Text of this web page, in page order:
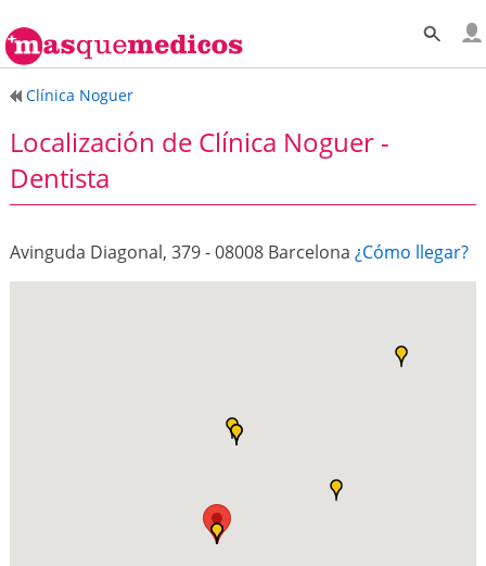
Clínica Noguer
Localización de Clínica Noguer -
Dentista
Avinguda Diagonal, 379 - 08008 Barcelona ¿Cómo llegar?